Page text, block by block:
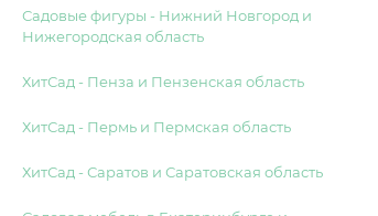
Садовые фигуры - Нижний Новгород и
Нижегородская область
ХитСад - Пенза и Пензенская область
ХитСад - Пермь и Пермская область
ХитСад - Саратов и Саратовская область